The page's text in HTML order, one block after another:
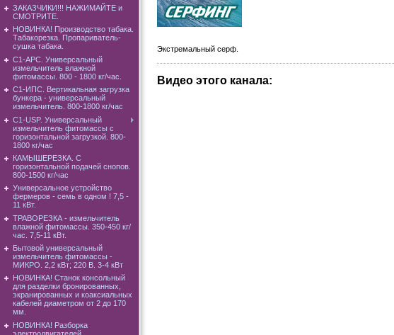
ЗАКАЗЧИКИ!!! НАЖИМАЙТЕ и
СМОТРИТЕ.
НОВИНКА! Производство табака.
Табакорезка. Пропариватель-
сушка табака.
С1-АРС. Универсальный
измельчитель влажной
фитомассы. 800 - 1800 кг/час.
C1-ИПС. Вертикальная загрузка
бункера - универсальный
измельчитель. 800-1800 кг/час
С1-USP. Универсальный
измельчитель фитомассы с
горизонтальной загрузкой. 800-
1800 кг/час
КАМЫШЕРЕЗКА. С
горизонтальной подачей снопов.
800-1500 кг/час
Универсальное устройство
фермеров - семь в одном ! 7,5 -
11 кВт.
ТРАВОРЕЗКА - измельчитель
влажной фитомассы. 350-450 кг/
час. 7,5-11 кВт.
Бытовой универсальный
измельчитель фитомассы -
МИКРО. 2,2 кВт; 220 В. 3-4 кВт
НОВИНКА! Станок консольный
для разделки бронированных,
экранированных и коаксиальных
кабелей диаметром от 2 до 170
мм.
НОВИНКА! Разборка
Экстремальный серф.
Видео этого канала: